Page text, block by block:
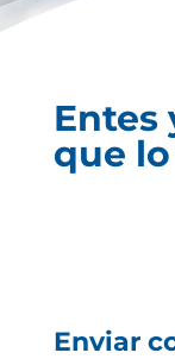
Entes
que
Enviar